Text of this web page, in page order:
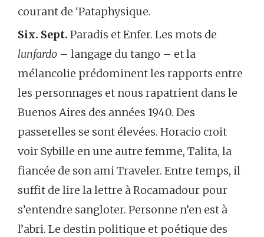
courant de ‘Pataphysique.
Six. Sept. Paradis et Enfer. Les mots de
lunfardo – langage du tango – et la
mélancolie prédominent les rapports entre
les personnages et nous rapatrient dans le
Buenos Aires des années 1940. Des
passerelles se sont élevées. Horacio croit
voir Sybille en une autre femme, Talita, la
fiancée de son ami Traveler. Entre temps, il
suffit de lire la lettre à Rocamadour pour
s’entendre sangloter. Personne n’en est à
l’abri. Le destin politique et poétique des